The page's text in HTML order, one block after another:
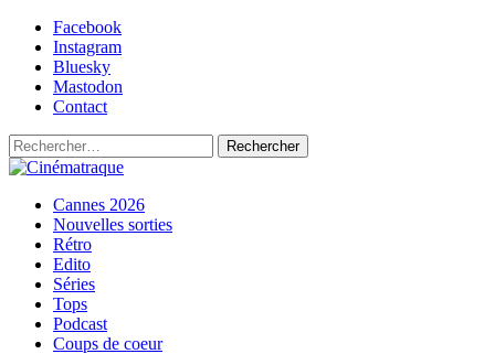
Skip
content
Facebook
Instagram
Bluesky
Mastodon
Contact
Rechercher :
Cinématraque
Si on avait du talent, on ferait des films
Primary
Menu
Cannes 2026
Nouvelles sorties
Rétro
Edito
Séries
Tops
Podcast
Coups de coeur